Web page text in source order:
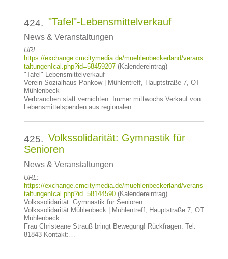
424. "Tafel"-Lebensmittelverkauf
News & Veranstaltungen
URL:
https://exchange.cmcitymedia.de/muehlenbeckerland/verans
taltungenIcal.php?id=58459207(Kalendereintrag)
"Tafel"-Lebensmittelverkauf
Verein Sozialhaus Pankow | Mühlentreff, Hauptstraße 7, OT
Mühlenbeck
Verbrauchen statt vernichten: Immer mittwochs Verkauf von
Lebensmittelspenden aus regionalen…
425. Volkssolidarität: Gymnastik für
Senioren
News & Veranstaltungen
URL:
https://exchange.cmcitymedia.de/muehlenbeckerland/verans
taltungenIcal.php?id=58144590(Kalendereintrag)
Volkssolidarität: Gymnastik für Senioren
Volkssolidarität Mühlenbeck | Mühlentreff, Hauptstraße 7, OT
Mühlenbeck
Frau Christeane Strauß bringt Bewegung! Rückfragen: Tel.
81843 Kontakt:…